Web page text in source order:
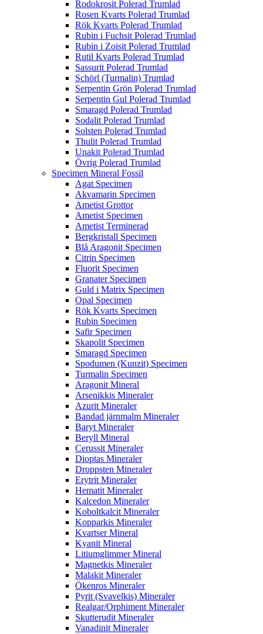
Rodokrosit Polerad Trumlad
Rosen Kvarts Polerad Trumlad
Rök Kvarts Polerad Trumlad
Rubin i Fuchsit Polerad Trumlad
Rubin i Zoisit Polerad Trumlad
Rutil Kvarts Polerad Trumlad
Sassurit Polerad Trumlad
Schörl (Turmalin) Trumlad
Serpentin Grön Polerad Trumlad
Serpentin Gul Polerad Trumlad
Smaragd Polerad Trumlad
Sodalit Polerad Trumlad
Solsten Polerad Trumlad
Thulit Polerad Trumlad
Unakit Polerad Trumlad
Övrig Polerad Trumlad
Specimen Mineral Fossil
Agat Specimen
Akvamarin Specimen
Ametist Grottor
Ametist Specimen
Ametist Terminerad
Bergkristall Specimen
Blå Aragonit Specimen
Citrin Specimen
Fluorit Specimen
Granater Specimen
Guld i Matrix Specimen
Opal Specimen
Rök Kvarts Specimen
Rubin Specimen
Safir Specimen
Skapolit Specimen
Smaragd Specimen
Spodumen (Kunzit) Specimen
Turmalin Specimen
Aragonit Mineral
Arsenikkis Mineraler
Azurit Mineraler
Bandad järnmalm Mineraler
Baryt Mineraler
Beryll Mineral
Cerussit Mineraler
Dioptas Mineraler
Droppsten Mineraler
Erytrit Mineraler
Hematit Mineraler
Kalcedon Mineraler
Koboltkalcit Mineraler
Kopparkis Mineraler
Kvartser Mineral
Kyanit Mineral
Litiumglimmer Mineral
Magnetkis Mineraler
Malakit Mineraler
Ökenros Mineraler
Pyrit (Svavelkis) Mineraler
Realgar/Orphiment Mineraler
Skutterudit Mineraler
Vanadinit Mineraler